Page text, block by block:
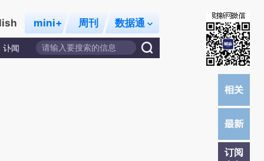
mini+ 周刊 数据通
讣闻
订阅